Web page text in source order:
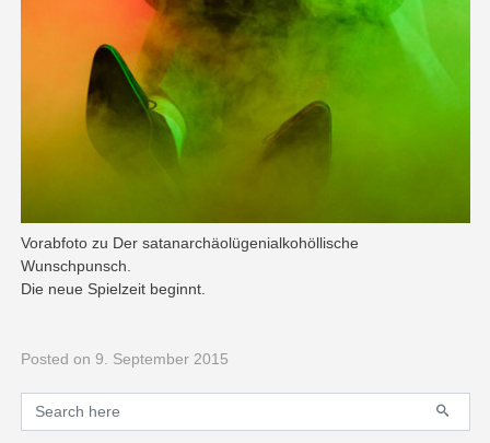
Vorabfoto zu Der satanarchäolügenialkohöllische
Wunschpunsch.
Die neue Spielzeit beginnt.
Posted on 9. September 2015
Primary
Search for: